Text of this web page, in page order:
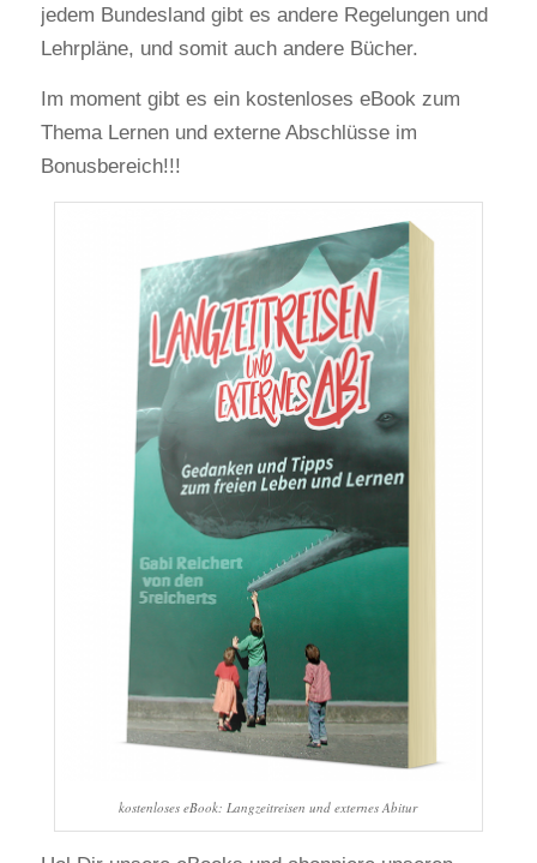
jedem Bundesland gibt es andere Regelungen und
Lehrpläne, und somit auch andere Bücher.
Im moment gibt es ein kostenloses eBook zum
Thema Lernen und externe Abschlüsse im
Bonusbereich!!!
kostenloses eBook: Langzeitreisen und externes Abitur